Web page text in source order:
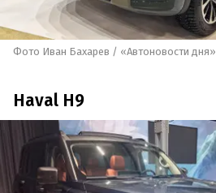
Фото Иван Бахарев / «Автоновости дня»
Haval H9